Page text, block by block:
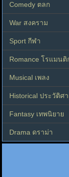
Comedy ตลก
War สงคราม
Sport กีฬา
Romance โรแมนติ
Musical เพลง
Historical ประวัติศ
Fantasy เทพนิยาย
Drama ดราม่า